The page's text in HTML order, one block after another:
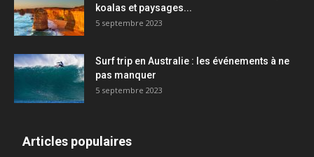
koalas et paysages...
5 septembre 2023
Surf trip en Australie : les événements à ne
pas manquer
5 septembre 2023
Articles populaires